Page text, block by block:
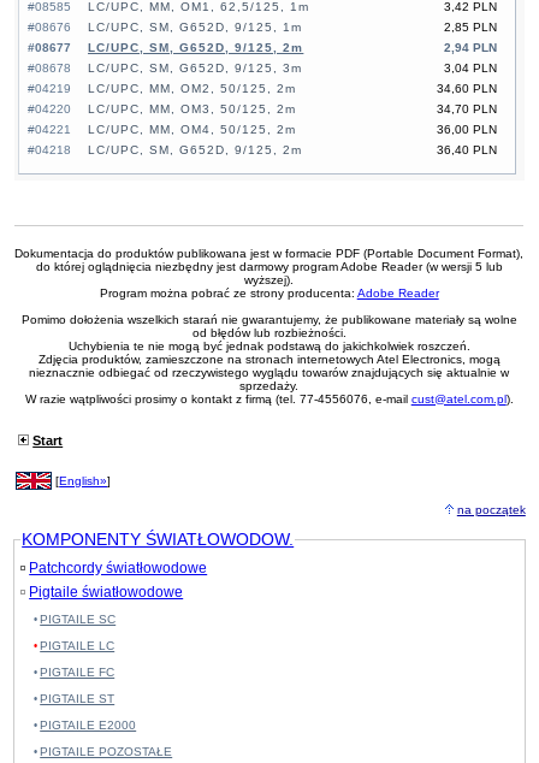
#08585
3,42 PLN
LC/UPC, MM, OM1, 62,5/125, 1m
#08676
2,85 PLN
LC/UPC, SM, G652D, 9/125, 1m
#08677
2,94 PLN
LC/UPC, SM, G652D, 9/125, 2m
#08678
3,04 PLN
LC/UPC, SM, G652D, 9/125, 3m
#04219
34,60 PLN
LC/UPC, MM, OM2, 50/125, 2m
#04220
34,70 PLN
LC/UPC, MM, OM3, 50/125, 2m
#04221
36,00 PLN
LC/UPC, MM, OM4, 50/125, 2m
#04218
36,40 PLN
LC/UPC, SM, G652D, 9/125, 2m
Dokumentacja do produktów publikowana jest w formacie PDF (Portable Document Format),
do której oglądnięcia niezbędny jest darmowy program Adobe Reader (w wersji 5 lub
wyższej).
Program można pobrać ze strony producenta: Adobe Reader
Pomimo dołożenia wszelkich starań nie gwarantujemy, że publikowane materiały są wolne
od błędów lub rozbieżności.
Uchybienia te nie mogą być jednak podstawą do jakichkolwiek roszczeń.
Zdjęcia produktów, zamieszczone na stronach internetowych Atel Electronics, mogą
nieznacznie odbiegać od rzeczywistego wyglądu towarów znajdujących się aktualnie w
sprzedaży.
W razie wątpliwości prosimy o kontakt z firmą (tel. 77-4556076, e-mail cust@atel.com.pl).
Start
[English»]
na początek
KOMPONENTY ŚWIATŁOWODOW.
Patchcordy światłowodowe
Pigtaile światłowodowe
PIGTAILE SC
PIGTAILE LC
PIGTAILE FC
PIGTAILE ST
PIGTAILE E2000
PIGTAILE POZOSTAŁE